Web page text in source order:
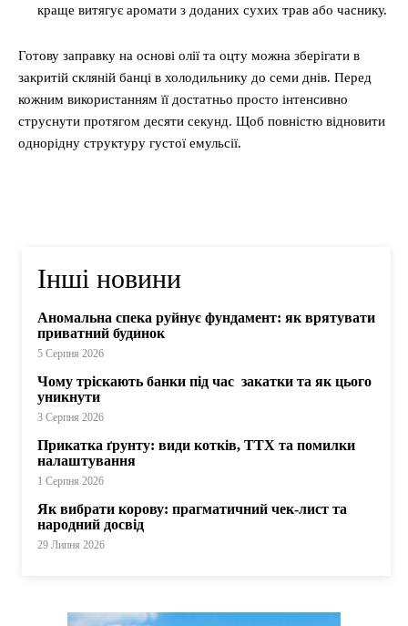
краще витягує аромати з доданих сухих трав або часнику.
Готову заправку на основі олії та оцту можна зберігати в
закритій скляній банці в холодильнику до семи днів. Перед
кожним використанням її достатньо просто інтенсивно
струснути протягом десяти секунд. Щоб повністю відновити
однорідну структуру густої емульсії.
Інші новини
Аномальна спека руйнує фундамент: як врятувати
приватний будинок
5 Серпня 2026
Чому тріскають банки під час закатки та як цього
уникнути
3 Серпня 2026
Прикатка ґрунту: види котків, ТТХ та помилки
налаштування
1 Серпня 2026
Як вибрати корову: прагматичний чек-лист та
народний досвід
29 Липня 2026